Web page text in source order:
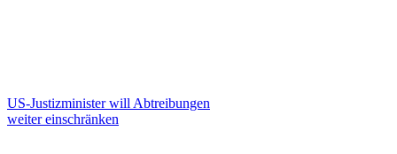
US-Justizminister will Abtreibungen
weiter einschränken